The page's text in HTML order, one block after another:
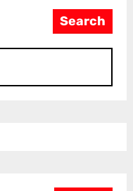
Search